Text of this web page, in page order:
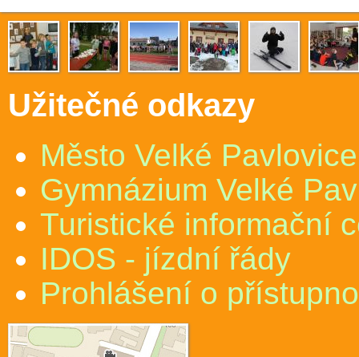
Užitečné odkazy
Město Velké Pavlovice
Gymnázium Velké
Turistické informační
IDOS - jízdní řády
Prohlášení o